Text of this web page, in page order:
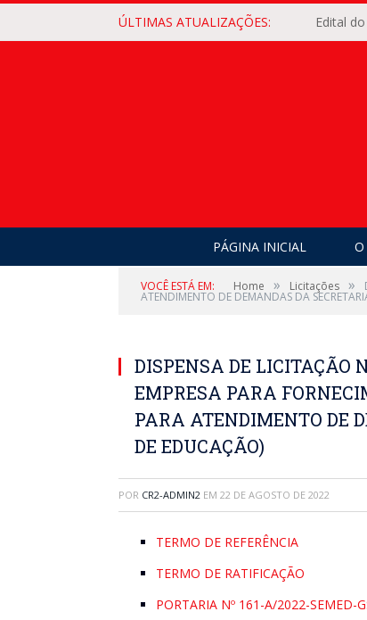
ÚLTIMAS ATUALIZAÇÕES: Edital
PÁGINA INICIAL
VOCÊ ESTÁ EM: Home » Licitações »
ATENDIMENTO DE DEMANDAS DA
DISPENSA DE LICITAÇÃO
EMPRESA PARA
PARA ATENDIMENTO DE
DE EDUCAÇÃO)
POR CR2-ADMIN2 EM 22 DE AGOSTO DE 2022
TERMO DE REFERÊNCIA
TERMO DE RATIFICAÇÃO
PORTARIA Nº 161-A/2022-SEMED-